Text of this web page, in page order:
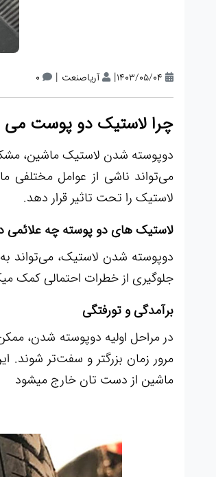
1403/05/04
| آریاصنعت |
0
چرا لاستیک دو پوست
دوپوسته شدن لاستیک ماشین،
می‌تواند ناشی از عوامل مختلفی
لاستیک را تحت تاثیر قرار دهد.
لاستیک های دو پوسته چه علائمی
دوپوسته شدن لاستیک، می‌تواند
جلوگیری از خطرات احتمالی کمک
برآمدگی و تورفتگی
در مراحل اولیه دوپوسته شدن،
مرور زمان بزرگتر و سفت‌تر
ماشین از دست تان خارج میشود